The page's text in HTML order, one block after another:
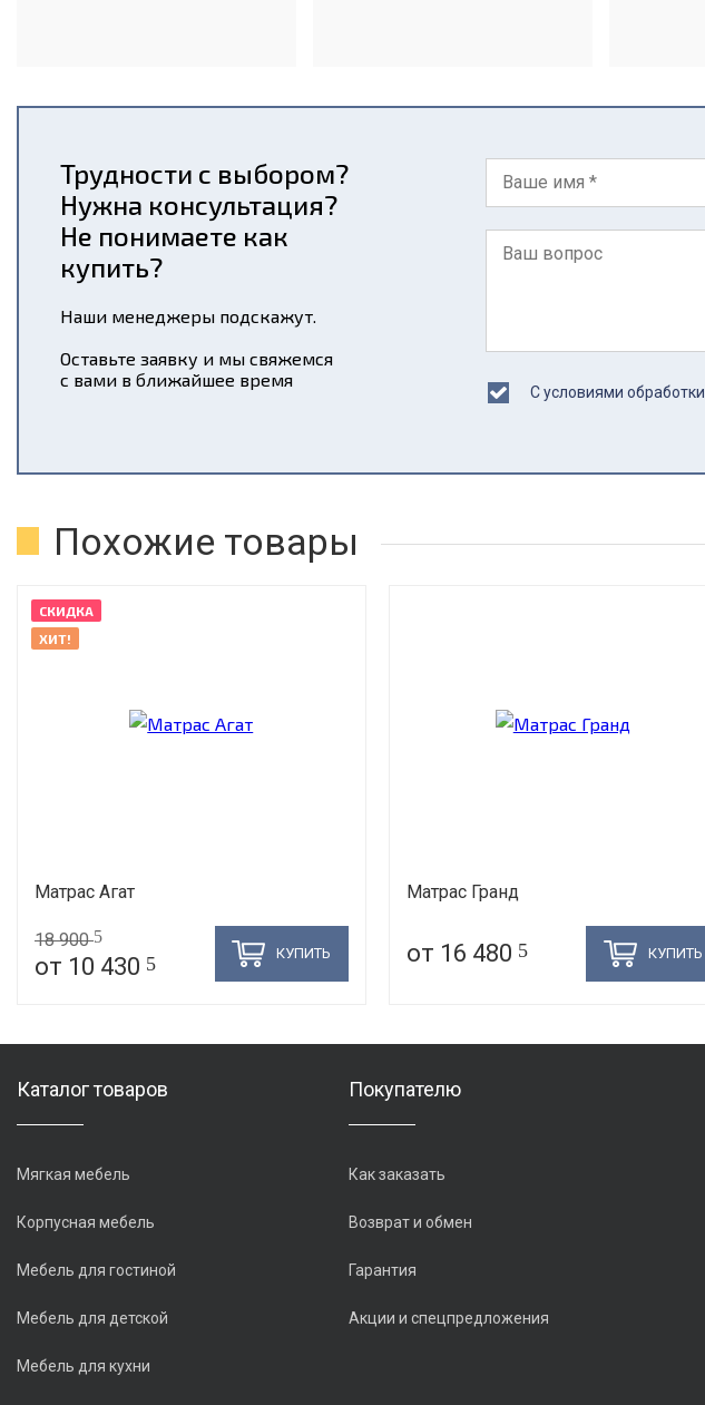
Трудности с выбором?
Нужна консультация?
Не понимаете как
купить?
Наши менеджеры подскажут.
Оставьте заявку и мы свяжемся
с вами в ближайшее время
С условиями обработки
Похожие товары
СКИДКА
ХИТ!
Матрас Агат
18 9005
от 10 430 5 КУПИТЬ
Матрас Гранд
от 16 480 5 КУПИТЬ
Каталог товаров
Мягкая мебель
Корпусная мебель
Мебель для гостиной
Мебель для детской
Мебель для кухни
Покупателю
Как заказать
Возврат и обмен
Гарантия
Акции и спецпредложения